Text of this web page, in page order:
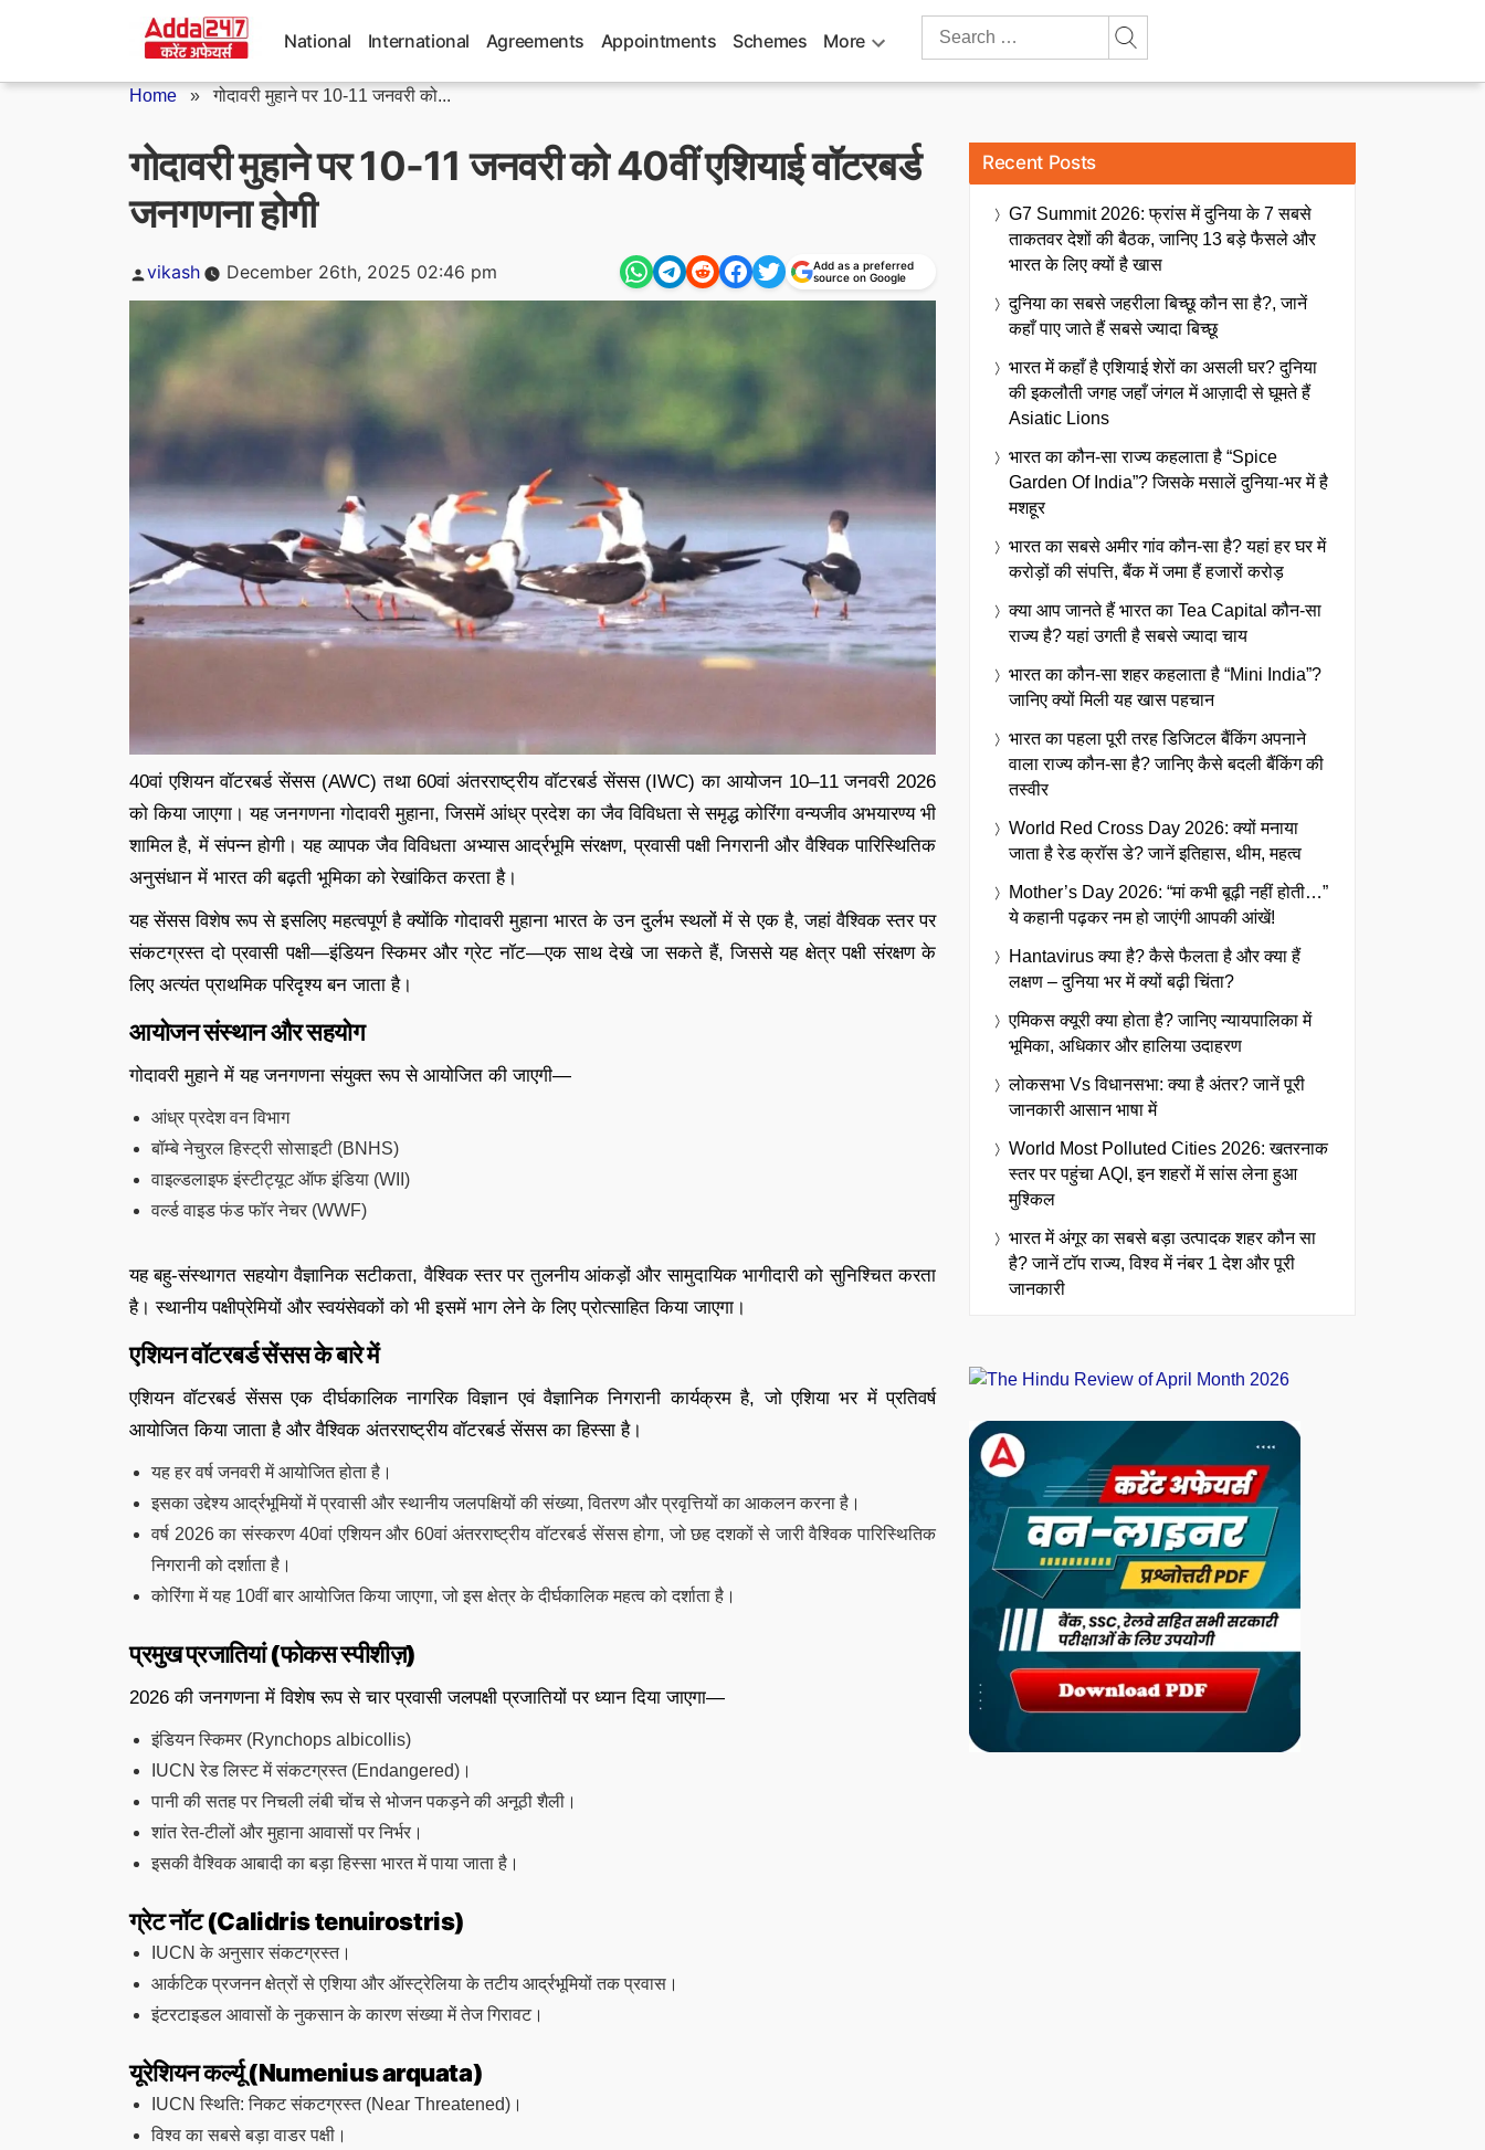
National International Agreements Appointments Schemes More
Search
Home »गोदावरी मुहाने पर 10-11 जनवरी को...
गोदावरी मुहाने पर 10-11 जनवरी को 40वीं एशियाई वॉटरबर्ड
जनगणना होगी
Posted
vikash December 26th, 2025 02:46 pm
Add as a preferred
source on Google
40वां एशियन वॉटरबर्ड सेंसस (AWC) तथा 60वां अंतरराष्ट्रीय वॉटरबर्ड सेंसस (IWC) का आयोजन 10–11 जनवरी 2026
को किया जाएगा। यह जनगणना गोदावरी मुहाना, जिसमें आंध्र प्रदेश का जैव विविधता से समृद्ध कोरिंगा वन्यजीव अभयारण्य भी
शामिल है, में संपन्न होगी। यह व्यापक जैव विविधता अभ्यास आर्द्रभूमि संरक्षण, प्रवासी पक्षी निगरानी और वैश्विक पारिस्थितिक
अनुसंधान में भारत की बढ़ती भूमिका को रेखांकित करता है।
यह सेंसस विशेष रूप से इसलिए महत्वपूर्ण है क्योंकि गोदावरी मुहाना भारत के उन दुर्लभ स्थलों में से एक है, जहां वैश्विक स्तर पर
संकटग्रस्त दो प्रवासी पक्षी—इंडियन स्किमर और ग्रेट नॉट—एक साथ देखे जा सकते हैं, जिससे यह क्षेत्र पक्षी संरक्षण के
लिए अत्यंत प्राथमिक परिदृश्य बन जाता है।
आयोजन संस्थान और सहयोग
गोदावरी मुहाने में यह जनगणना संयुक्त रूप से आयोजित की जाएगी—
आंध्र प्रदेश वन विभाग
बॉम्बे नेचुरल हिस्ट्री सोसाइटी (BNHS)
वाइल्डलाइफ इंस्टीट्यूट ऑफ इंडिया (WII)
वर्ल्ड वाइड फंड फॉर नेचर (WWF)
यह बहु-संस्थागत सहयोग वैज्ञानिक सटीकता, वैश्विक स्तर पर तुलनीय आंकड़ों और सामुदायिक भागीदारी को सुनिश्चित करता
है। स्थानीय पक्षीप्रेमियों और स्वयंसेवकों को भी इसमें भाग लेने के लिए प्रोत्साहित किया जाएगा।
एशियन वॉटरबर्ड सेंसस के बारे में
एशियन वॉटरबर्ड सेंसस एक दीर्घकालिक नागरिक विज्ञान एवं वैज्ञानिक निगरानी कार्यक्रम है, जो एशिया भर में प्रतिवर्ष
आयोजित किया जाता है और वैश्विक अंतरराष्ट्रीय वॉटरबर्ड सेंसस का हिस्सा है।
यह हर वर्ष जनवरी में आयोजित होता है।
इसका उद्देश्य आर्द्रभूमियों में प्रवासी और स्थानीय जलपक्षियों की संख्या, वितरण और प्रवृत्तियों का आकलन करना है।
वर्ष 2026 का संस्करण 40वां एशियन और 60वां अंतरराष्ट्रीय वॉटरबर्ड सेंसस होगा, जो छह दशकों से जारी वैश्विक पारिस्थितिक
निगरानी को दर्शाता है।
कोरिंगा में यह 10वीं बार आयोजित किया जाएगा, जो इस क्षेत्र के दीर्घकालिक महत्व को दर्शाता है।
प्रमुख प्रजातियां (फोकस स्पीशीज़)
2026 की जनगणना में विशेष रूप से चार प्रवासी जलपक्षी प्रजातियों पर ध्यान दिया जाएगा—
इंडियन स्किमर (Rynchops albicollis)
IUCN रेड लिस्ट में संकटग्रस्त (Endangered)।
पानी की सतह पर निचली लंबी चोंच से भोजन पकड़ने की अनूठी शैली।
शांत रेत-टीलों और मुहाना आवासों पर निर्भर।
इसकी वैश्विक आबादी का बड़ा हिस्सा भारत में पाया जाता है।
ग्रेट नॉट (Calidris tenuirostris)
IUCN के अनुसार संकटग्रस्त।
आर्कटिक प्रजनन क्षेत्रों से एशिया और ऑस्ट्रेलिया के तटीय आर्द्रभूमियों तक प्रवास।
इंटरटाइडल आवासों के नुकसान के कारण संख्या में तेज गिरावट।
यूरेशियन कर्ल्यू (Numenius arquata)
IUCN स्थिति: निकट संकटग्रस्त (Near Threatened)।
विश्व का सबसे बड़ा वाडर पक्षी।
Recent Posts
G7 Summit 2026: फ्रांस में दुनिया के 7 सबसे
ताकतवर देशों की बैठक, जानिए 13 बड़े फैसले और
भारत के लिए क्यों है खास
दुनिया का सबसे जहरीला बिच्छू कौन सा है?, जानें
कहाँ पाए जाते हैं सबसे ज्यादा बिच्छू
भारत में कहाँ है एशियाई शेरों का असली घर? दुनिया
की इकलौती जगह जहाँ जंगल में आज़ादी से घूमते हैं
Asiatic Lions
भारत का कौन-सा राज्य कहलाता है “Spice
Garden Of India”? जिसके मसालें दुनिया-भर में है
मशहूर
भारत का सबसे अमीर गांव कौन-सा है? यहां हर घर में
करोड़ों की संपत्ति, बैंक में जमा हैं हजारों करोड़
क्या आप जानते हैं भारत का Tea Capital कौन-सा
राज्य है? यहां उगती है सबसे ज्यादा चाय
भारत का कौन-सा शहर कहलाता है “Mini India”?
जानिए क्यों मिली यह खास पहचान
भारत का पहला पूरी तरह डिजिटल बैंकिंग अपनाने
वाला राज्य कौन-सा है? जानिए कैसे बदली बैंकिंग की
तस्वीर
World Red Cross Day 2026: क्यों मनाया
जाता है रेड क्रॉस डे? जानें इतिहास, थीम, महत्व
Mother’s Day 2026: “मां कभी बूढ़ी नहीं होती…”
ये कहानी पढ़कर नम हो जाएंगी आपकी आंखें!
Hantavirus क्या है? कैसे फैलता है और क्या हैं
लक्षण – दुनिया भर में क्यों बढ़ी चिंता?
एमिकस क्यूरी क्या होता है? जानिए न्यायपालिका में
भूमिका, अधिकार और हालिया उदाहरण
लोकसभा Vs विधानसभा: क्या है अंतर? जानें पूरी
जानकारी आसान भाषा में
World Most Polluted Cities 2026: खतरनाक
स्तर पर पहुंचा AQI, इन शहरों में सांस लेना हुआ
मुश्किल
भारत में अंगूर का सबसे बड़ा उत्पादक शहर कौन सा
है? जानें टॉप राज्य, विश्व में नंबर 1 देश और पूरी
जानकारी